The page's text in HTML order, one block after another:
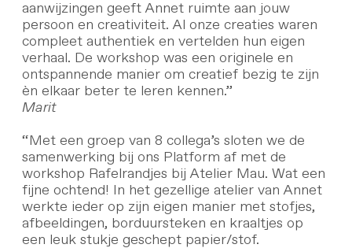
aanwijzingen geeft Annet ruimte aan jouw
persoon en creativiteit. Al onze creaties waren
compleet authentiek en vertelden hun eigen
verhaal. De workshop was een originele en
ontspannende manier om creatief bezig te zijn
èn elkaar beter te leren kennen.”
Marit
“Met een groep van 8 collega’s sloten we de
samenwerking bij ons Platform af met de
workshop Rafelrandjes bij Atelier Mau. Wat een
fijne ochtend! In het gezellige atelier van Annet
werkte ieder op zijn eigen manier met stofjes,
afbeeldingen, borduursteken en kraaltjes op
een leuk stukje geschept papier/stof.